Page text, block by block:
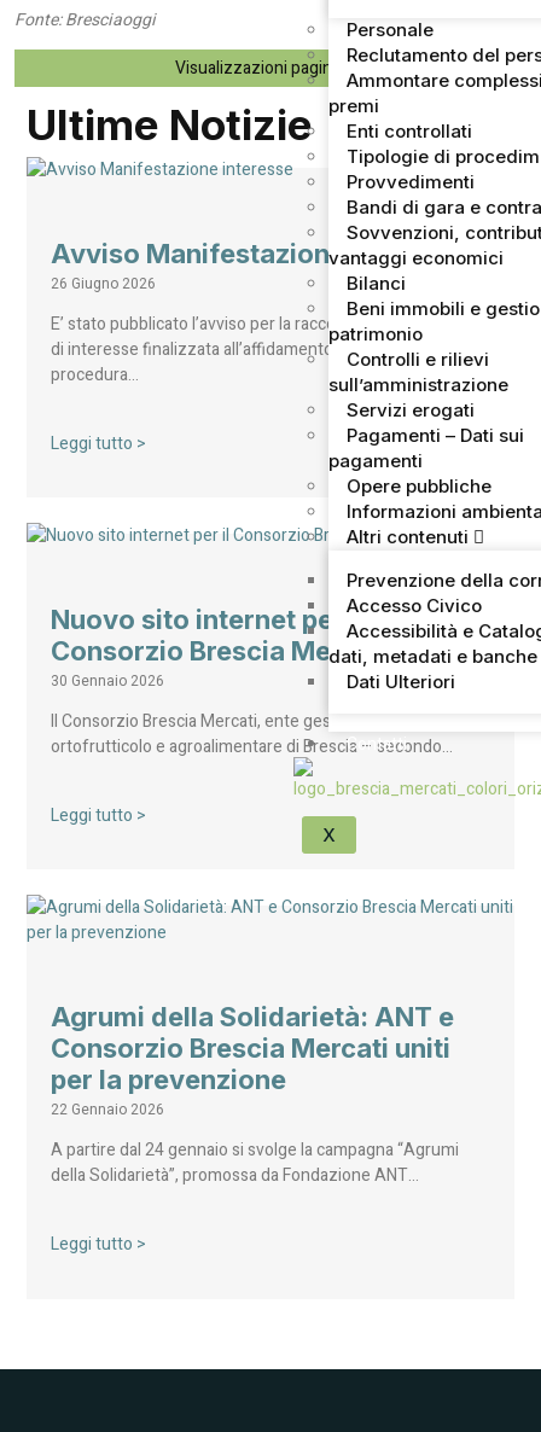
Personale
Reclutamento del
Ammontare
premi
Enti controllati
Tipologie di
Provvedimenti
Bandi di gara e
Sovvenzioni,
vantaggi economici
Bilanci
Beni immobili e
patrimonio
Controlli e rilievi
sull’amministrazione
Servizi erogati
Pagamenti – Dati sui
pagamenti
Opere pubbliche
Informazioni
Altri contenuti
Prevenzione della
Accesso Civico
Accessibilità e
dati, metadati e
Dati Ulteriori
Contatti
X
Fonte: Bresciaoggi
Visualizzazioni pagina:
85
Ultime Notizie
Avviso Manifestazione interesse
26 Giugno 2026
E’ stato pubblicato l’avviso per la raccolta di manifestazioni
di interesse finalizzata all’affidamento, mediante
procedura…
Leggi tutto >
Nuovo sito internet per il
Consorzio Brescia Mercati
30 Gennaio 2026
Il Consorzio Brescia Mercati, ente gestore del mercato
ortofrutticolo e agroalimentare di Brescia – secondo…
Leggi tutto >
Agrumi della Solidarietà: ANT e
Consorzio Brescia Mercati uniti
per la prevenzione
22 Gennaio 2026
A partire dal 24 gennaio si svolge la campagna “Agrumi
della Solidarietà”, promossa da Fondazione ANT…
Leggi tutto >